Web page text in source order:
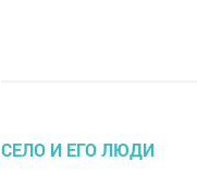
СЕЛО И ЕГО ЛЮДИ